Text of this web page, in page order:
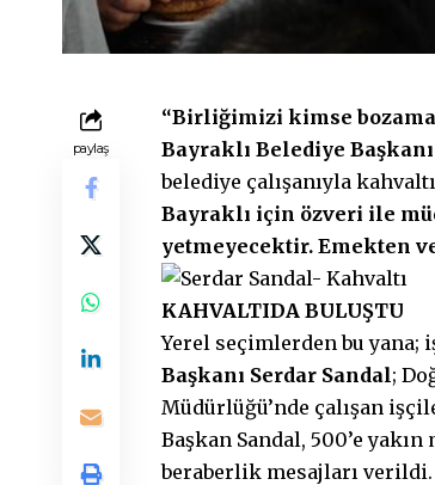
paylaş
“Birliğimizi kimse
Bayraklı Belediye
belediye çalışanıyla
Bayraklı için özveri ile
yetmeyecektir. Emekten
KAHVALTIDA BULUŞTU
Yerel seçimlerden bu yana;
Başkanı Serdar Sandal;
Müdürlüğü’nde çalışan
Başkan Sandal, 500’e
beraberlik mesajları